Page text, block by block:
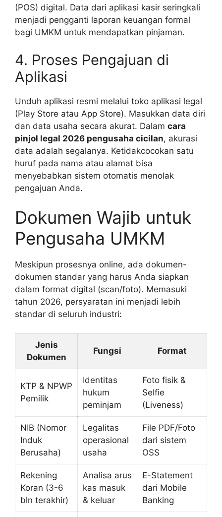
(POS) digital. Data dari aplikasi kasir seringkali
menjadi pengganti laporan keuangan formal
bagi UMKM untuk mendapatkan pinjaman.
4. Proses Pengajuan di
Aplikasi
Unduh aplikasi resmi melalui toko aplikasi legal
(Play Store atau App Store). Masukkan data diri
dan data usaha secara akurat. Dalam cara
pinjol legal 2026 pengusaha cicilan, akurasi
data adalah segalanya. Ketidakcocokan satu
huruf pada nama atau alamat bisa
menyebabkan sistem otomatis menolak
pengajuan Anda.
Dokumen Wajib untuk
Pengusaha UMKM
Meskipun prosesnya online, ada dokumen-
dokumen standar yang harus Anda siapkan
dalam format digital (scan/foto). Memasuki
tahun 2026, persyaratan ini menjadi lebih
standar di seluruh industri:
Jenis
Dokumen
Fungsi Format
KTP & NPWP
Pemilik
Identitas
hukum
peminjam
Foto fisik &
Selfie
(Liveness)
NIB (Nomor
Induk
Berusaha)
Legalitas
operasional
usaha
File PDF/Foto
dari sistem
OSS
Rekening
Koran (3-6
bln terakhir)
Analisa arus
kas masuk
& keluar
E-Statement
dari Mobile
Banking